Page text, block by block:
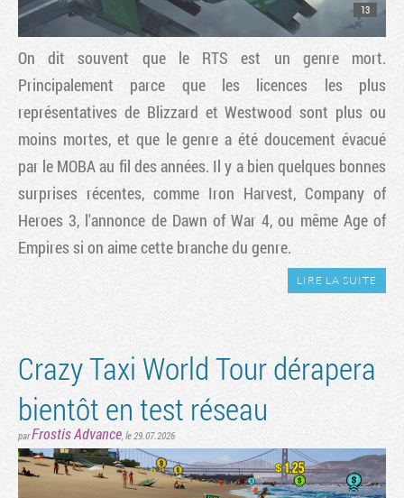
13
On dit souvent que le RTS est un genre mort.
Principalement parce que les licences les plus
représentatives de Blizzard et Westwood sont plus ou
moins mortes, et que le genre a été doucement évacué
par le MOBA au fil des années. Il y a bien quelques bonnes
surprises récentes, comme Iron Harvest, Company of
Heroes 3, l'annonce de Dawn of War 4, ou même Age of
Empires si on aime cette branche du genre.
LIRE LA SUITE
Crazy Taxi World Tour dérapera
bientôt en test réseau
parFrostis Advance, le 29.07.2026